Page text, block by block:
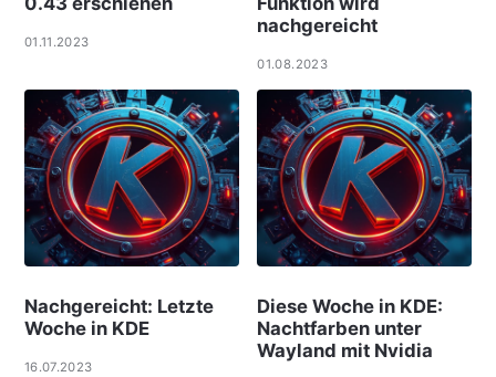
01.11.2023
nachgereicht
01.08.2023
Nachgereicht: Letzte
Woche in KDE
16.07.2023
Diese Woche in KDE:
Nachtfarben unter
Wayland mit Nvidia